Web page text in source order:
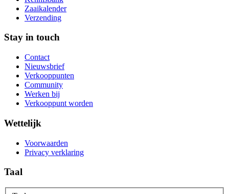
Zaaikalender
Verzending
Stay in touch
Contact
Nieuwsbrief
Verkooppunten
Community
Werken bij
Verkooppunt worden
Wettelijk
Voorwaarden
Privacy verklaring
Taal